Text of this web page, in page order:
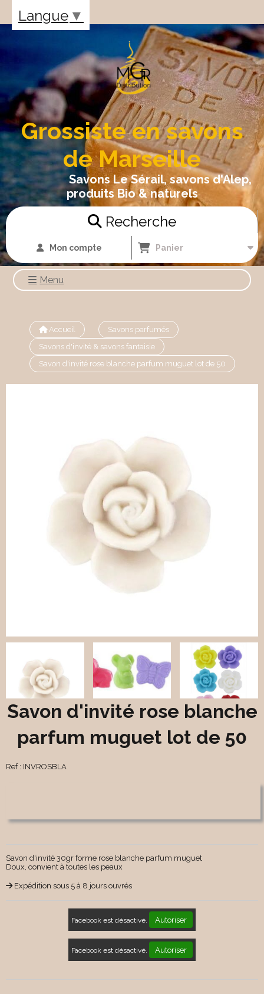
Grossiste en savons
de Marseille
Savons Le Sérail, savons d'Alep,
produits Bio & naturels
Recherche
Mon compte Panier
Menu
Accueil
Savons parfumés
Savons d'invité & savons fantaisie
Savon d'invité rose blanche parfum muguet lot de 50
Savon d'invité rose blanche
parfum muguet lot de 50
Ref : INVROSBLA
Savon d'invité 30gr forme rose blanche parfum muguet
Doux, convient à toutes les peaux
Expédition sous 5 à 8 jours ouvrés
Facebook est désactivé. Autoriser
Facebook est désactivé. Autoriser
Langue ▼